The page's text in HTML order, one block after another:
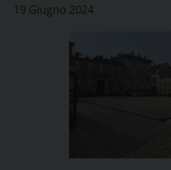
19 Giugno 2024